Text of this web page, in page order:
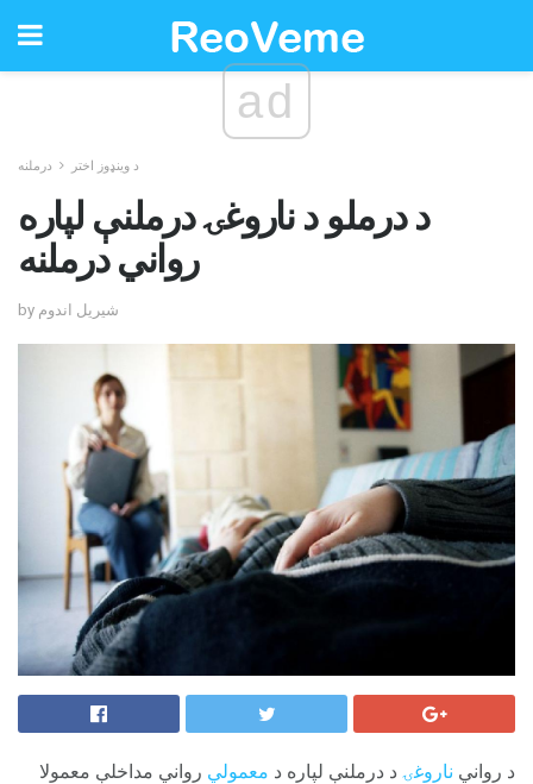
ad
د وینډوز اختر درملنه
د درملو د ناروغۍ درملنې لپاره
رواني درملنه
by شیریل اندوم
د رواني ناروغۍ د درملنې لپاره د معمولي رواني مداخلې معمولا